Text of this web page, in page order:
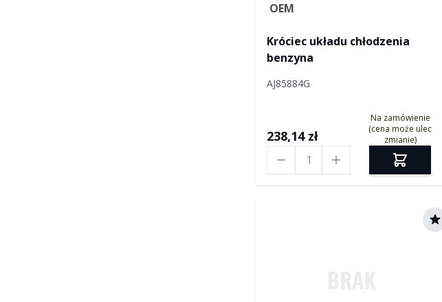
OEM
Króciec układu chłodzenia
benzyna
AJ85884G
238,14 zł
Na zamówienie
(cena może ulec
zmianie)